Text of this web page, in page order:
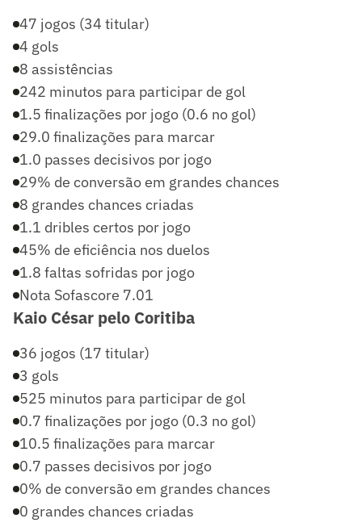
47 jogos (34 titular)
4 gols
8 assistências
242 minutos para participar de gol
1.5 finalizações por jogo (0.6 no gol)
29.0 finalizações para marcar
1.0 passes decisivos por jogo
29% de conversão em grandes chances
8 grandes chances criadas
1.1 dribles certos por jogo
45% de eficiência nos duelos
1.8 faltas sofridas por jogo
Nota Sofascore 7.01
Kaio César pelo Coritiba
36 jogos (17 titular)
3 gols
525 minutos para participar de gol
0.7 finalizações por jogo (0.3 no gol)
10.5 finalizações para marcar
0.7 passes decisivos por jogo
0% de conversão em grandes chances
0 grandes chances criadas